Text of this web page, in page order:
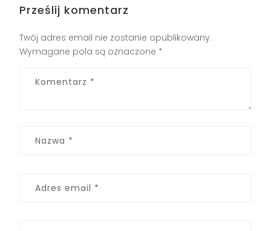
Prześlij komentarz
Twój adres email nie zostanie opublikowany.
Wymagane pola są oznaczone *